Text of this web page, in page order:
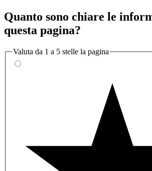
Quanto sono chiare le
questa pagina?
Valuta da 1 a 5 stelle la pagina